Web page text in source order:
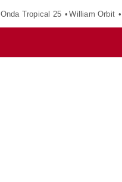
Onda Tropical 25 William Orbit